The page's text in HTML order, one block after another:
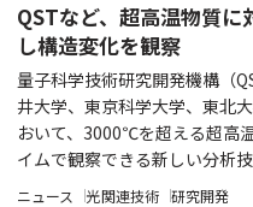
QSTなど、超高温物質
し構造変化を観察
量子科学技術研究開発機構（
井大学、東京科学大学、東北
おいて、3000℃を超える超高
イムで観察できる新しい分析
ニュース 光関連技術 研究開発